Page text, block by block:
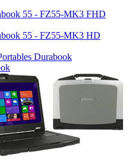
55 - FZ55-MK3 FHD
55 - FZ55-MK3 HD
Durabook